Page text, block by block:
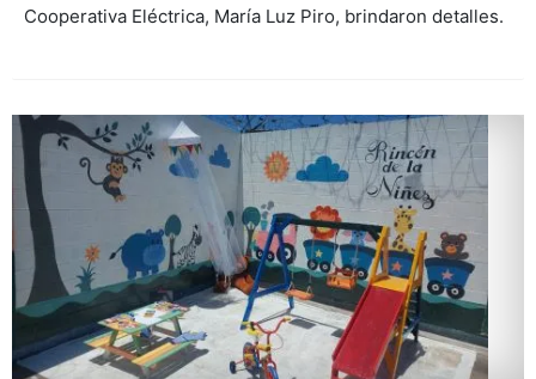
Cooperativa Eléctrica, María Luz Piro, brindaron detalles.